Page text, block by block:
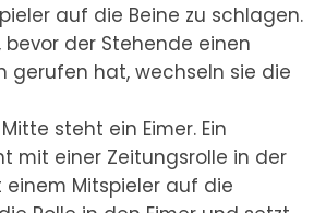
auf die Beine zu schlagen.
der Stehende einen
gerufen hat, wechseln sie die
steht ein Eimer. Ein
mit einer Zeitungsrolle in der
einem Mitspieler auf die